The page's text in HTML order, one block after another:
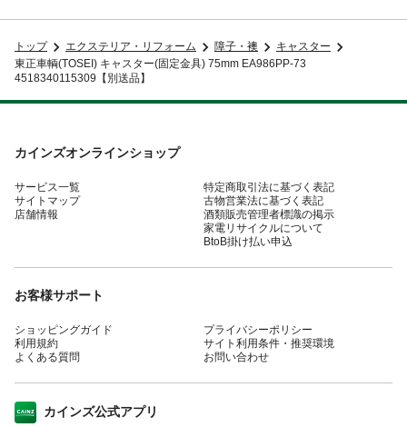
トップ エクステリア・リフォーム 障子・襖
キャスター
東正車輌(TOSEI) キャスター(固定金具) 75mm EA986PP-73
4518340115309【別送品】
カインズオンラインショップ
サービス一覧
サイトマップ
店舗情報
特定商取引法に基づく表記
古物営業法に基づく表記
酒類販売管理者標識の掲示
家電リサイクルについて
BtoB掛け払い申込
お客様サポート
ショッピングガイド
利用規約
よくある質問
プライバシーポリシー
サイト利用条件・推奨環境
お問い合わせ
カインズ公式アプリ